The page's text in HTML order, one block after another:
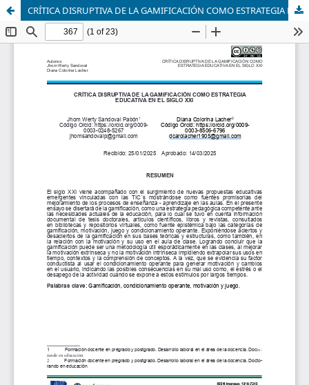
CRÍTICA DISRUPTIVA DE LA GAMIFICACIÓN COMO ESTRATEGIA EDUCATIVA EN EL SIGLO XXI